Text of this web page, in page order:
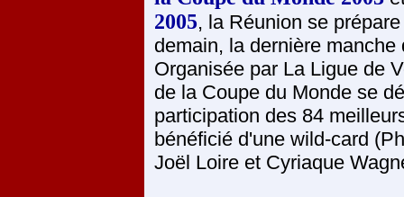
2005, la Réunion se
demain, la dernière
Organisée par La Ligue de
de la Coupe du Monde se
participation des 84
bénéficié d'une wild-card
Joël Loire et Cyriaque